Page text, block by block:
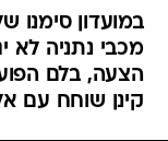
במועדון
מכבי נתניה לא
הצעה, בלם
קינן שוחח עם